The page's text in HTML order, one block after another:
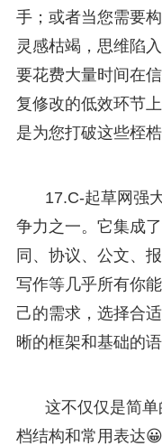
手；或者当您需要
灵感枯竭，思维陷
要花费大量时间在
复修改的低效环节
是为您打破这些桎梏
17.C-起草网强
争力之一。它集成
同、协议、公文、
写作等几乎所有你
己的需求，选择合
晰的框架和基础的语
这不仅仅是简单
档结构和常用表达